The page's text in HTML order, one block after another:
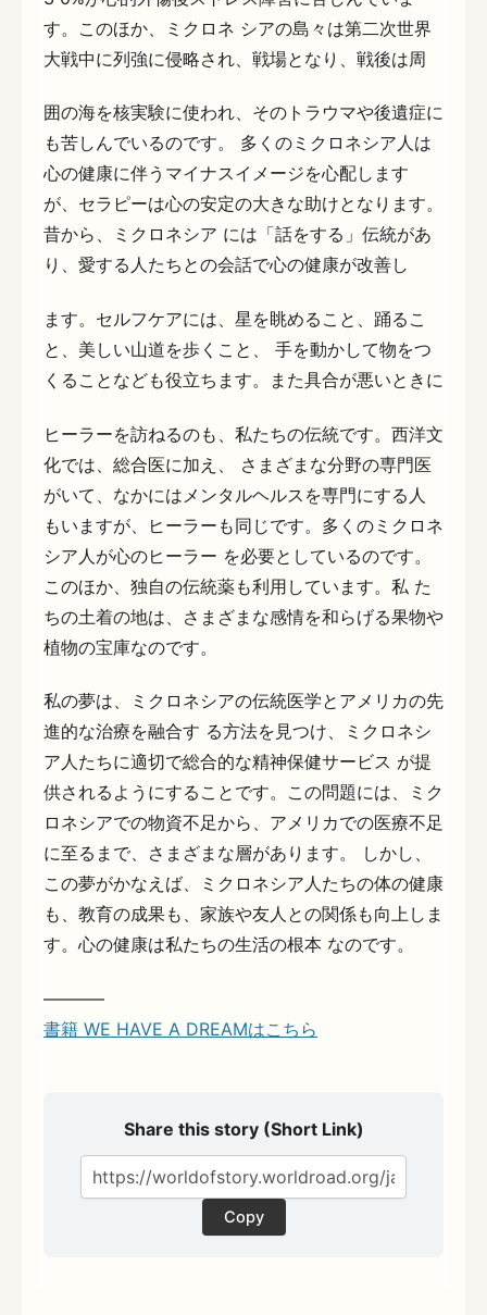
す。このほか、ミクロネ シアの島々は第二次世界
大戦中に列強に侵略され、戦場となり、戦後は周
囲の海を核実験に使われ、そのトラウマや後遺症に
も苦しんでいるのです。 多くのミクロネシア人は
心の健康に伴うマイナスイメージを心配します
が、セラピーは心の安定の大きな助けとなります。
昔から、ミクロネシア には「話をする」伝統があ
り、愛する人たちとの会話で心の健康が改善し
ます。セルフケアには、星を眺めること、踊るこ
と、美しい山道を歩くこと、 手を動かして物をつ
くることなども役立ちます。また具合が悪いときに
ヒーラーを訪ねるのも、私たちの伝統です。西洋文
化では、総合医に加え、 さまざまな分野の専門医
がいて、なかにはメンタルヘルスを専門にする人
もいますが、ヒーラーも同じです。多くのミクロネ
シア人が心のヒーラー を必要としているのです。
このほか、独自の伝統薬も利用しています。私 た
ちの土着の地は、さまざまな感情を和らげる果物や
植物の宝庫なのです。
私の夢は、ミクロネシアの伝統医学とアメリカの先
進的な治療を融合す る方法を見つけ、ミクロネシ
ア人たちに適切で総合的な精神保健サービス が提
供されるようにすることです。この問題には、ミク
ロネシアでの物資不足から、アメリカでの医療不足
に至るまで、さまざまな層があります。 しかし、
この夢がかなえば、ミクロネシア人たちの体の健康
も、教育の成果も、家族や友人との関係も向上しま
す。心の健康は私たちの生活の根本 なのです。
———–
書籍 WE HAVE A DREAMはこちら
Share this story (Short Link)
Copy